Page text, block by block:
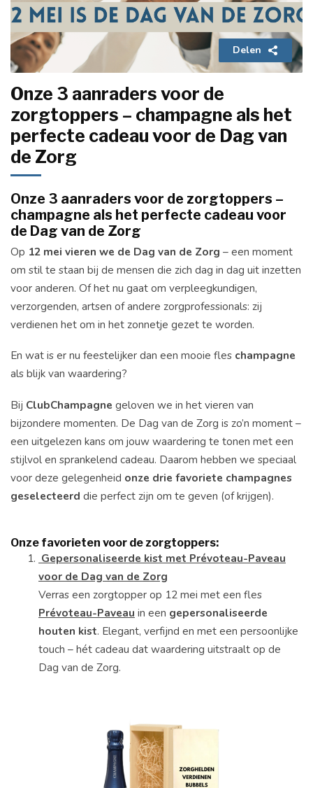
Delen
Onze 3 aanraders voor de
zorgtoppers – champagne als het
perfecte cadeau voor de Dag van
de Zorg
Onze 3 aanraders voor de zorgtoppers –
champagne als het perfecte cadeau voor
de Dag van de Zorg
Op 12 mei vieren we de Dag van de Zorg –een moment
om stilte staan bij de mensen die zich dag in dag uitinzetten
vooranderen. Ofhetnu gaatom verpleegkundigen,
verzorgenden, artsen ofandere zorgprofessionals: zij
verdienen hetom in hetzonnetje gezette worden.
En watisernu feestelijkerdan een mooie fles champagne
alsblijkvan waardering?
Bij ClubChampagnegeloven we in hetvieren van
bijzondere momenten. De Dag van de Zorg iszo’n moment –
een uitgelezen kansom jouwwaardering te tonen meteen
stijlvolen sprankelend cadeau. Daarom hebben we speciaal
voordeze gelegenheid onze driefavoriete champagnes
geselecteerd die perfectzijn om te geven (ofkrijgen).
Onze favorieten voor de zorgtoppers:
Gepersonaliseerde kist met Prévoteau-Paveau
voor de Dag van de Zorg
Verraseen zorgtopperop 12mei meteen fles
Prévoteau-Paveau in een gepersonaliseerde
houten kist. Elegant, verfijnd en meteen persoonlijke
touch –hétcadeau datwaardering uitstraaltop de
Dag van de Zorg.